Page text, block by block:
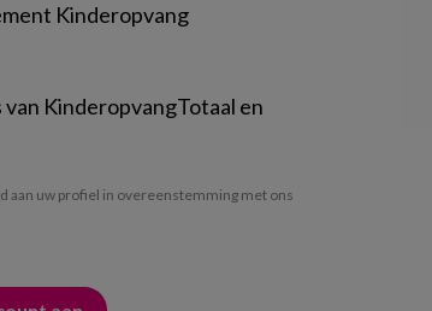
Kinderopvang
KinderopvangTotaal en
aan uw profiel in overeenstemming met ons